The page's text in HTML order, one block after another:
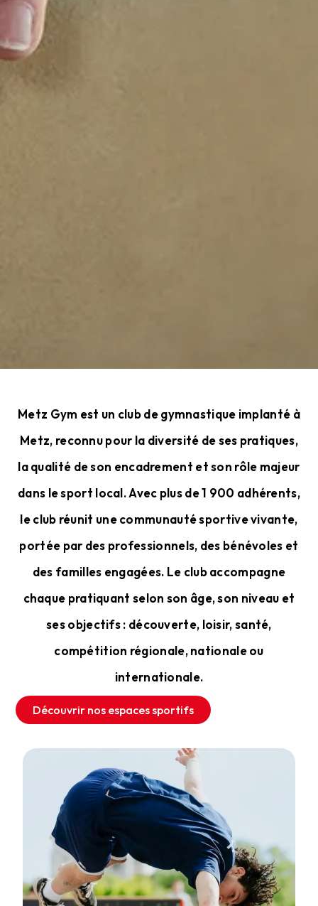
Metz Gym est un club de gymnastique implanté à
Metz, reconnu pour la diversité de ses pratiques,
la qualité de son encadrement et son rôle majeur
dans le sport local. Avec plus de 1 900 adhérents,
le club réunit une communauté sportive vivante,
portée par des professionnels, des bénévoles et
des familles engagées. Le club accompagne
chaque pratiquant selon son âge, son niveau et
ses objectifs : découverte, loisir, santé,
compétition régionale, nationale ou
internationale.
Découvrir nos espaces sportifs